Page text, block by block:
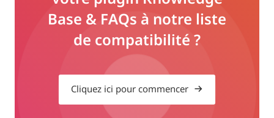
Base & FAQs à notre liste
de compatibilité ?
Cliquez ici pour commencer